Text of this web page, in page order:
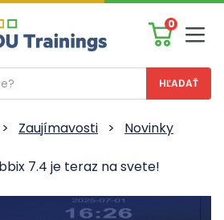
0
> Zaujímavosti >
Novinky
7.4 je teraz na svete!